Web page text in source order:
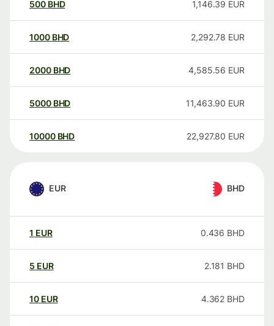
500 BHD 1,146.39 EUR
1000 BHD 2,292.78 EUR
2000 BHD 4,585.56 EUR
5000 BHD 11,463.90 EUR
10000 BHD 22,927.80 EUR
EUR BHD
1 EUR 0.436 BHD
5 EUR 2.181 BHD
10 EUR 4.362 BHD